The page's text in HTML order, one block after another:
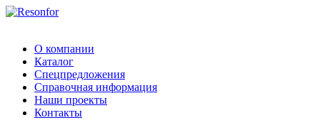
О компании
Каталог
Спецпредложения
Справочная информация
Наши проекты
Контакты